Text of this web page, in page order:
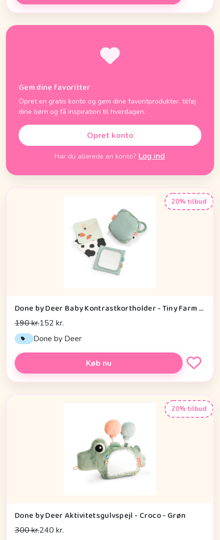
Gem dine favoritter
Opret en gratis konto og gem dine favoritprodukter, tilføj
dine børn og få inspiration til hverdagen.
Opret konto
Har du allerede en konto? Log ind
20% tilbud
Done by Deer Baby Kontrastkortholder - Tiny Farm - Grøn
190 kr.152 kr.
Done by Deer
Køb nu
20% tilbud
Done by Deer Aktivitetsgulvspejl - Croco - Grøn
300 kr.240 kr.